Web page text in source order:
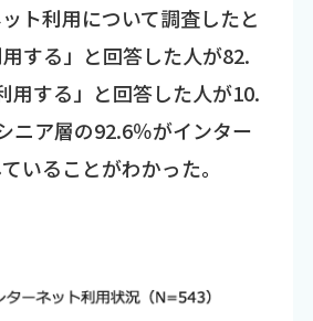
ト利用について調査したと
する」と回答した人が82.
用する」と回答した人が10.
ニア層の92.6％がインター
いることがわかった。